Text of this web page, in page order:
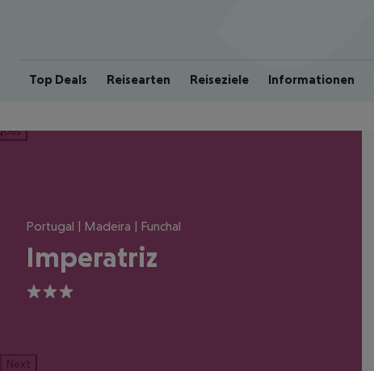
Top Deals Reisearten Reiseziele Informationen
Portugal | Madeira | Funchal
Imperatriz
3
Next